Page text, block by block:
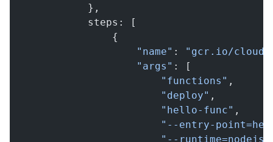
            },
            steps: [
                {
                    "name"
:
"gcr.io/cloud-
                    "args"
: [
                        "functions"
,
                        "deploy"
,
                        "hello-func"
,
"--entry-
"--